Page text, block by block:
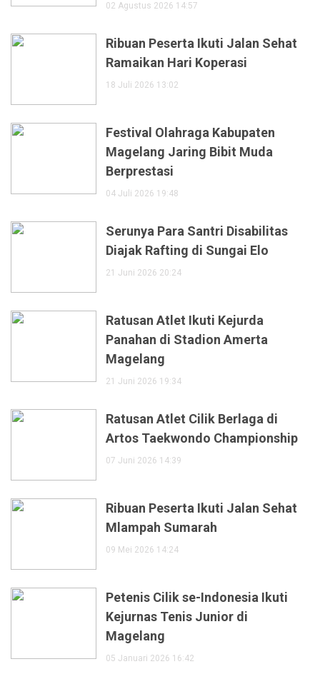
02 Agustus 2026 14:57
Ribuan Peserta Ikuti Jalan Sehat
Ramaikan Hari Koperasi
18 Juli 2026 13:02
Festival Olahraga Kabupaten
Magelang Jaring Bibit Muda
Berprestasi
04 Juli 2026 19:48
Serunya Para Santri Disabilitas
Diajak Rafting di Sungai Elo
21 Juni 2026 20:24
Ratusan Atlet Ikuti Kejurda
Panahan di Stadion Amerta
Magelang
21 Juni 2026 19:34
Ratusan Atlet Cilik Berlaga di
Artos Taekwondo Championship
07 Juni 2026 14:39
Ribuan Peserta Ikuti Jalan Sehat
Mlampah Sumarah
09 Mei 2026 14:24
Petenis Cilik se-Indonesia Ikuti
Kejurnas Tenis Junior di
Magelang
05 Januari 2026 16:42